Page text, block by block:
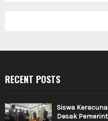
RECENT POSTS
Siswa
Desak